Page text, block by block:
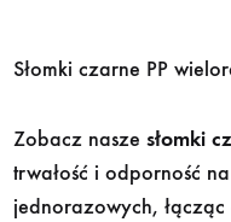
Słomki czarne PP
Zobacz nasze słomki
trwałość i odporność
jednorazowych,